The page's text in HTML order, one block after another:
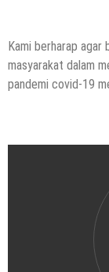
Kami berharap agar
masyarakat dalam
pandemi covid-19